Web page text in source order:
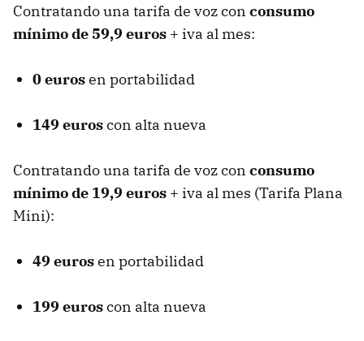
Contratando una tarifa de voz con consumo
mínimo de 59,9 euros + iva al mes:
0 eurosen portabilidad
149 euroscon alta nueva
Contratando una tarifa de voz con consumo
mínimo de 19,9 euros + iva al mes (Tarifa Plana
Mini):
49 eurosen portabilidad
199 euroscon alta nueva